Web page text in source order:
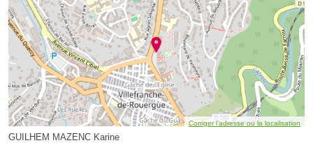
Corriger l’adresse ou la localisation
GUILHEM MAZENC Karine